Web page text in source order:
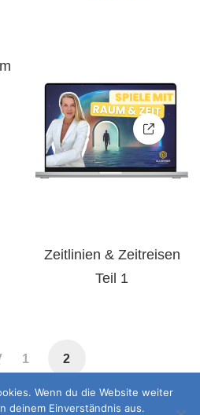
Zeitlinien & Zeitreisen
Teil 1
1 2
Wenn du die Website weiter
deinem Einverständnis aus.